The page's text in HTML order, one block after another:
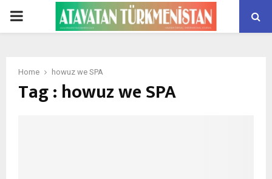
PRIMARY
Home howuz we SPA
Tag : howuz we SPA